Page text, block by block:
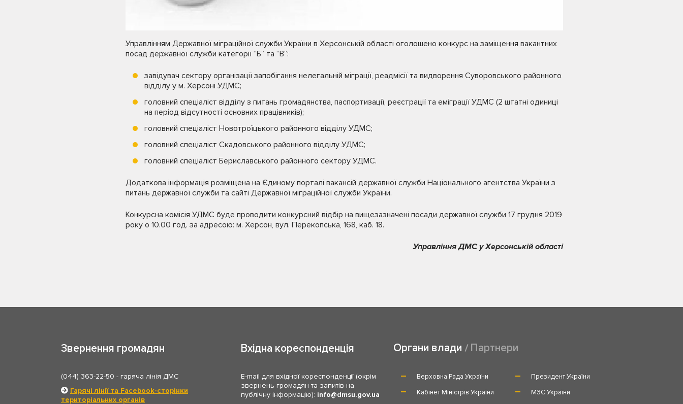
Управлінням Державної міграційної служби України в Херсонській області оголошено конкурс на заміщення вакантних
посад державної служби категорії “Б” та “В”:
завідувач сектору організації запобігання нелегальній міграції, реадмісії та видворення Суворовського районного
відділу у м. Херсоні УДМС;
головний спеціаліст відділу з питань громадянства, паспортизації, реєстрації та еміграції УДМС (2 штатні одиниці
на період відсутності основних працівників);
головний спеціаліст Новотроїцького районного відділу УДМС;
головний спеціаліст Скадовського районного відділу УДМС;
головний спеціаліст Бериславського районного сектору УДМС.
Додаткова інформація розміщена на Єдиному порталі вакансій державної служби Національного агентства України з
питань державної служби та сайті Державної міграційної служби України.
Конкурсна комісія УДМС буде проводити конкурсний відбір на вищезазначені посади державної служби 17 грудня 2019
року о 10.00 год. за адресою: м. Херсон, вул. Перекопська, 168, каб. 18.
Управління ДМС у Херсонській області
Звернення громадян
(044) 363-22-50 - гаряча лінія ДМС
Гарячі лінії та Facebook-сторінки
територіальних органів
Вхідна кореспонденція
E-mail для вхідної кореспонденції (окрім
звернень громадян та запитів на
публічну інформацію): info dmsu.gov.ua
Органи влади Партнери
Верховна Рада України
Президент України
Кабінет Міністрів України
МЗС України